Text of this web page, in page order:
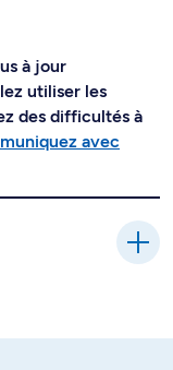
à jour
utiliser les
des difficultés à
avec